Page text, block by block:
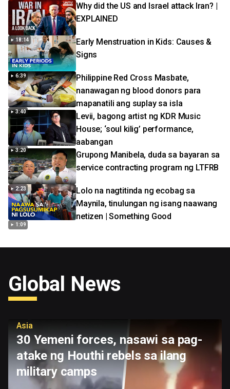
18:14
Why did the US and Israel attack Iran? |
EXPLAINED
6:39
Early Menstruation in Kids: Causes &
Signs
3:40
Philippine Red Cross Masbate,
nanawagan ng blood donors para
mapanatili ang suplay sa isla
3:20
Levii, bagong artist ng KDR Music
House; ‘soul kilig’ performance,
aabangan
2:23
Grupong Manibela, duda sa bayaran sa
service contracting program ng LTFRB
1:09
Lolo na nagtitinda ng ecobag sa
Maynila, tinulungan ng isang naawang
netizen | Something Good
Global News
Asia
30 Yemeni forces, nasawi sa pag-
atake ng Houthi rebels sa ilang
military camps